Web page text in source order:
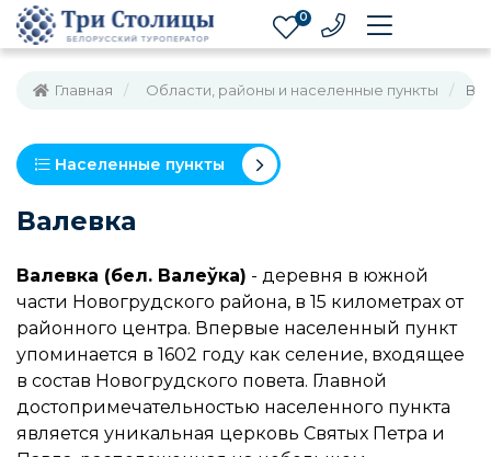
0
Главная Области, районы и населенные пункты
Населенные пункты
Валевка
Валевка (бел. Валеўка) - деревня в южной
части Новогрудского района, в 15 километрах от
районного центра. Впервые населенный пункт
упоминается в 1602 году как селение, входящее
в состав Новогрудского повета. Главной
достопримечательностью населенного пункта
является уникальная церковь Святых Петра и